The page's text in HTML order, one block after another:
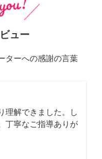
ュー
ターへの感謝の言葉
理解できました。し
丁寧なご指導ありが